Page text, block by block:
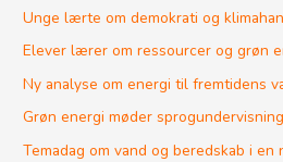
r
:
Unge lærte om demokrati og
Elever lærer om ressourcer og grøn
Ny analyse om energi til fremtidens
Grøn energi møder sprogundervisning
Temadag om vand og beredskab i en